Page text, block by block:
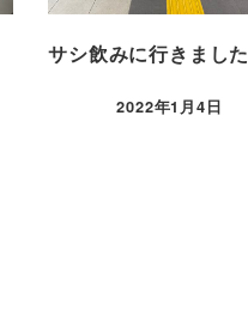
サシ飲みに行きました
2022年1月4日